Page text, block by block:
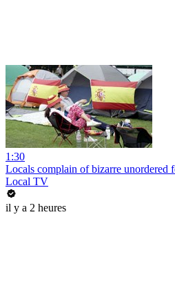
1:30
Locals complain of bizarre unordered
Local TV
il y a 2 heures